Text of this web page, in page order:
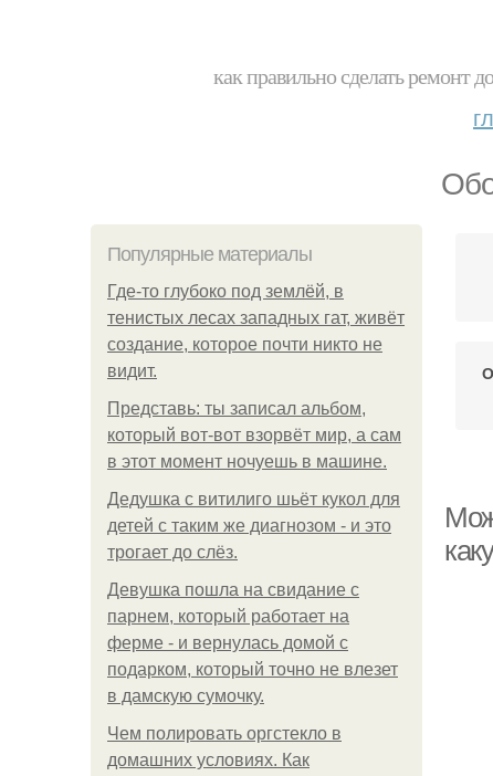
как правильно сделать ремонт
Популярные материалы
Где-то глубоко под землёй, в
тенистых лесах западных гат, живёт
создание, которое почти никто не
видит.
Представь: ты записал альбом,
который вот-вот взорвёт мир, а сам
в этот момент ночуешь в машине.
Дедушка с витилиго шьёт кукол для
детей с таким же диагнозом - и это
трогает до слёз.
Девушка пошла на свидание с
парнем, который работает на
ферме - и вернулась домой с
подарком, который точно не влезет
в дамскую сумочку.
Чем полировать оргстекло в
домашних условиях. Как